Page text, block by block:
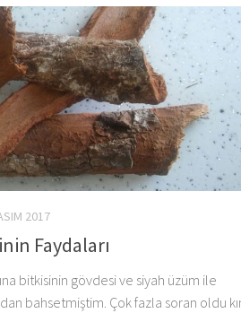
2017
Faydaları
bitkisinin gövdesi ve siyah üzüm ile
bahsetmiştim. Çok fazla soran oldu